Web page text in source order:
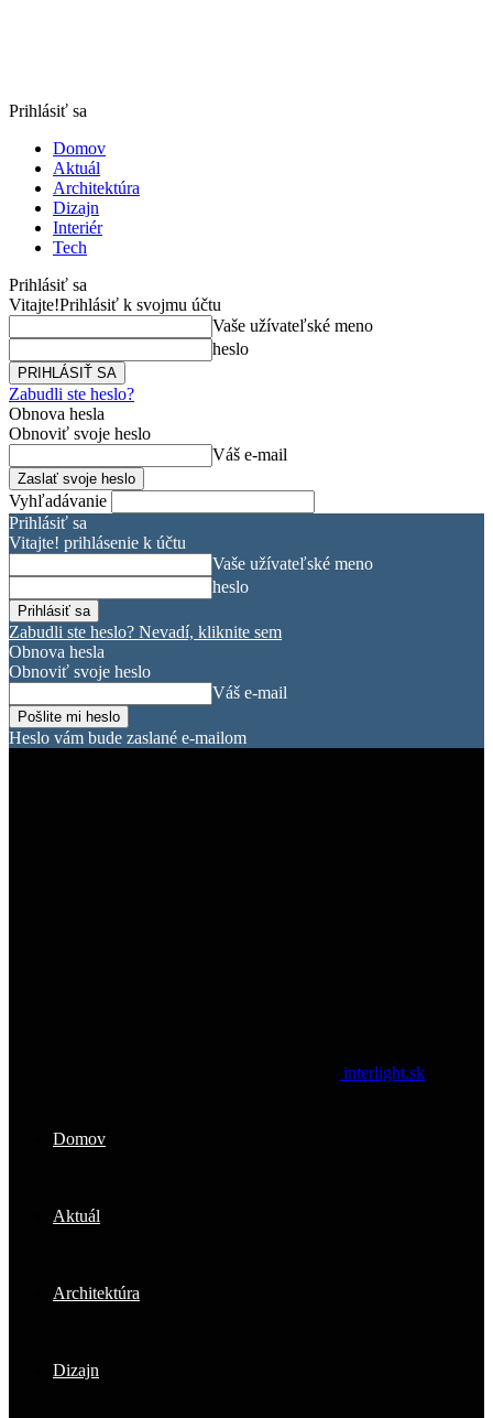
Prihlásiť sa
Domov
Aktuál
Architektúra
Dizajn
Interiér
Tech
Prihlásiť sa
Vitajte!Prihlásiť k svojmu účtu
Vaše užívateľské meno
heslo
Zabudli ste heslo?
Obnova hesla
Obnoviť svoje heslo
Váš e-mail
Vyhľadávanie
Prihlásiť sa
Vitajte! prihlásenie k účtu
Vaše užívateľské meno
heslo
Zabudli ste heslo? Nevadí, kliknite sem
Obnova hesla
Obnoviť svoje heslo
Váš e-mail
Heslo vám bude zaslané e-mailom
interlight.sk
Domov
Aktuál
Architektúra
Dizajn